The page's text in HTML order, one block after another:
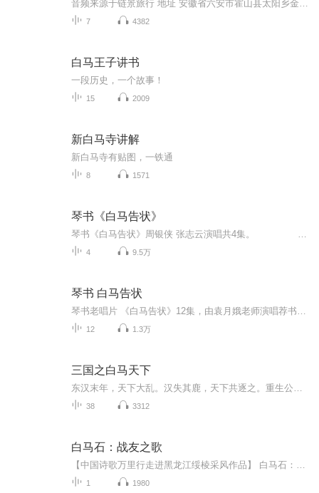
7 4382
白马王子讲书
一段历史，一个故事！
15 2009
新白马寺讲解
新白马寺有贴图，一铁通
8 1571
琴书《白马告状》
4 9.5万
琴书 白马告状
12 1.3万
三国之白马天下
38 3312
白马石：战友之歌
1 1980